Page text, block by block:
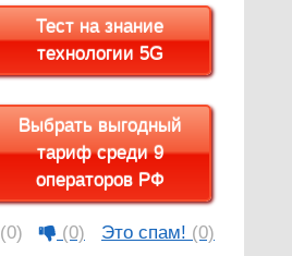
Тест на знание
технологии 5G
Выбрать выгодный
тариф среди 9
операторов РФ
(0) (0) Это спам! (0)